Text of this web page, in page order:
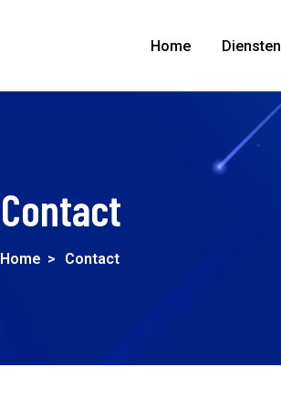
Home Diensten
Contact
Home > Contact